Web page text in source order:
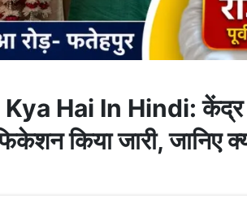
Hai In Hindi: केंद्र
किया जारी, जानिए